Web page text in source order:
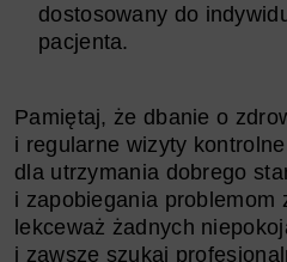
dostosowany do
pacjenta.
Pamiętaj, że dbanie o
i regularne wizyty
dla utrzymania dobrego
i zapobiegania problemom
lekceważ żadnych
i zawsze szukaj